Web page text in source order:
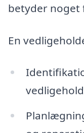
betyder noget
En